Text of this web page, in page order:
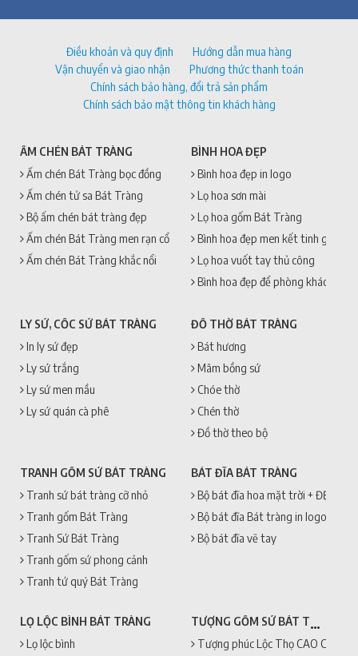
Điều khoản và quy định
Hướng dẫn mua hàng
Vận chuyển và giao nhận
Phương thức thanh toán
Chính sách bảo hàng, đổi trả sản phẩm
Chính sách bảo mật thông tin khách hàng
ẤM CHÉN BÁT TRÀNG
Ấm chén Bát Tràng bọc đồng
Ấm chén tử sa Bát Tràng
Bộ ấm chén bát tràng đẹp
Ấm chén Bát Tràng men rạn cổ
Ấm chén Bát Tràng khắc nổi
BÌNH HOA ĐẸP
Bình hoa đẹp in logo
Lọ hoa sơn mài
Lọ hoa gốm Bát Tràng
Bình hoa đẹp men kết tinh gốm
Lọ hoa vuốt tay thủ công
Bình hoa đẹp để phòng khách
LY SỨ, CỐC SỨ BÁT TRÀNG
In ly sứ đẹp
Ly sứ trắng
Ly sứ men mầu
Ly sứ quán cà phê
ĐỒ THỜ BÁT TRÀNG
Bát hương
Mâm bồng sứ
Chóe thờ
Chén thờ
Đồ thờ theo bộ
TRANH GỐM SỨ BÁT TRÀNG
Tranh sứ bát tràng cỡ nhỏ
Tranh gốm Bát Tràng
Tranh Sứ Bát Tràng
Tranh gốm sứ phong cảnh
Tranh tứ quý Bát Tràng
BÁT ĐĨA BÁT TRÀNG
Bộ bát đĩa hoa mặt trời + ĐẸP +
Bộ bát đĩa Bát tràng in logo
Bộ bát đĩa vẽ tay
LỌ LỘC BÌNH BÁT TRÀNG
Lọ lộc bình
TƯỢNG GỐM SỨ BÁT TRÀNG
Tượng phúc Lộc Thọ CAO CẤP +